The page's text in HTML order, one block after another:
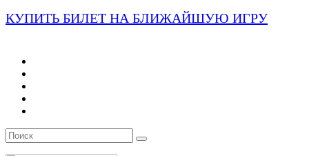
КУПИТЬ БИЛЕТ НА БЛИЖАЙШУЮ ИГРУ